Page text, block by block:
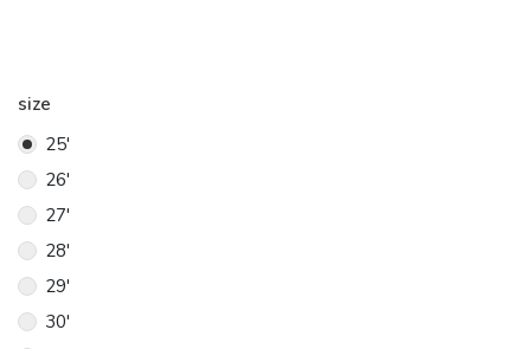
size
25'
26'
27'
28'
29'
30'